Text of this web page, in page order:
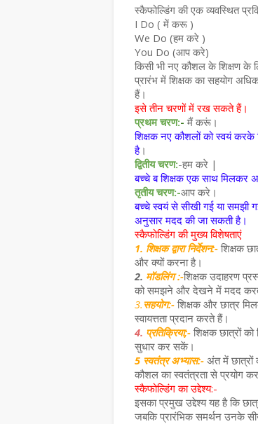
स्कैफोल्डिंग की एक व्यवस्थित
I Do ( में करू )
We Do (हम करे )
You Do (आप करे)
किसी भी नए कौशल के शिक्षण के
प्रारंभ में शिक्षक का सहयोग
हैं।
इसे तीन चरणों में रख सकते हैं।
प्रथम चरण:- मैं करूं।
शिक्षक नए कौशलों को स्वयं करके
है।
द्वितीय चरण:-हम करे |
बच्चे ब शिक्षक एक साथ मिलकर
तृतीय चरण:-आप करे।
बच्चे स्वयं से सीखी गई या समझी
अनुसार मदद की जा सकती है।
स्कैफोल्डिंग की मुख्य विशेषताएं
1. शिक्षक द्वारा निर्देशन:- शिक्षक
और क्यों करना है।
2. मॉडलिंग :-शिक्षक उदाहरण
को समझने और देखने में मदद करता
3.सहयोग:- शिक्षक और छात्र
स्वायत्तता प्रदान करते हैं।
4. प्रतिक्रिया;- शिक्षक छात्रों
सुधार कर सकें।
5 स्वतंत्र अभ्यास:- अंत में छात्रों
कौशल का स्वतंत्रता से प्रयोग
स्कैफोल्डिंग का उद्देश्य:-
इसका प्रमुख उद्देश्य यह है कि
जबकि प्रारंभिक समर्थन उनके